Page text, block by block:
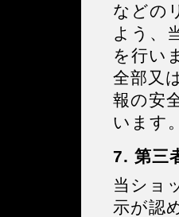
などの
よう、
を行い
全部又
報の安
います
7. 第三
当ショ
示が認